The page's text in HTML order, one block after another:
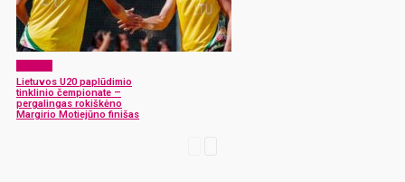
Lietuvos U20 paplūdimio
tinklinio čempionate –
pergalingas rokiškėno
Margirio Motiejūno finišas